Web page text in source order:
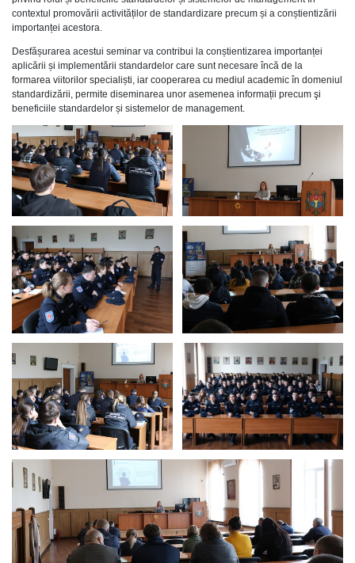
contextul promovării activităților de standardizare precum și a conștientizării
importanței acestora.
Desfășurarea acestui seminar va contribui la conștientizarea importanței
aplicării și implementării standardelor care sunt necesare încă de la
formarea viitorilor specialiști, iar cooperarea cu mediul academic în domeniul
standardizării, permite diseminarea unor asemenea informații precum şi
beneficiile standardelor și sistemelor de management.